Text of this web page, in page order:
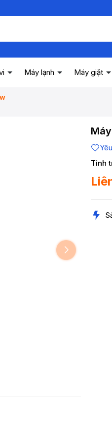
Máy lạnh Máy giặt
Tình